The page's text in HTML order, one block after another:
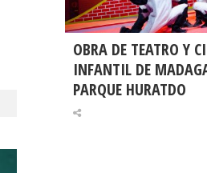
OBRA DE TEATRO Y
INFANTIL DE
PARQUE HURATDO